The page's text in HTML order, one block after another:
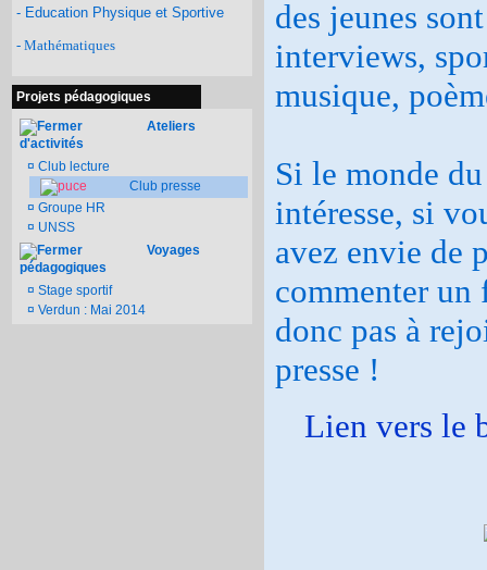
- Education Physique et Sportive
- Mathématiques
Projets pédagogiques
Ateliers
d'activités
¤ Club lecture
Club presse
¤ Groupe HR
¤ UNSS
Voyages
pédagogiques
¤ Stage sportif
¤ Verdun : Mai 2014
des jeunes
interviews,
musique,
Si le monde
intéresse, si
avez envie de
commenter un
donc pas à
presse !
Lien vers le